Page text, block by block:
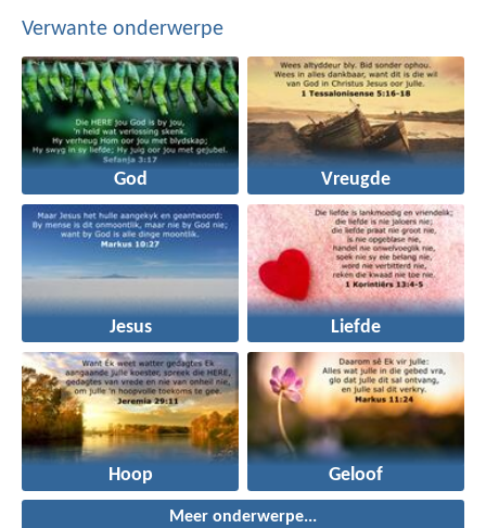
Verwante onderwerpe
God Vreugde
Jesus Liefde
Hoop Geloof
Meer onderwerpe...